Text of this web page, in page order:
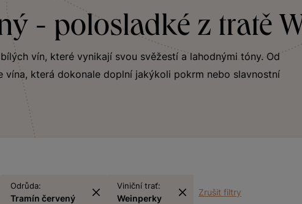
- polosladké z tratě
vín, které vynikají svou svěžestí a lahodnými tóny. Od
vína, která dokonale doplní jakýkoli pokrm nebo slavnostní
Odrůda:
Tramín červený
Viniční trať:
Weinperky
Zrušit filtry